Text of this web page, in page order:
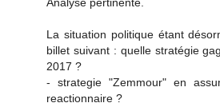
Analyse pertinente.
La situation politique étant
billet suivant : quelle stratégie
2017 ?
- strategie "Zemmour" en
reactionnaire ?